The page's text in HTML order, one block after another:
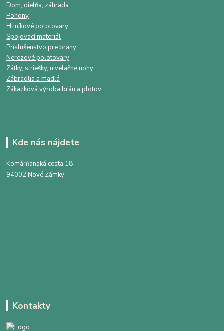
Dom, dielňa, záhrada
Pohony
Hliníkové polotovary
Spojovací materiál
Príslušenstvo pre brány
Nerezové polotovary
Zátky, striešky, nivelačné nohy
Zábradlia a madlá
Zákazková výroba brán a plotov
Kde nás nájdete
Komárňanská cesta 18
94002 Nové Zámky
Kontakty